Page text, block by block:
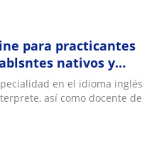
para practicantes
nativos y
en el idioma inglés
así como docente de